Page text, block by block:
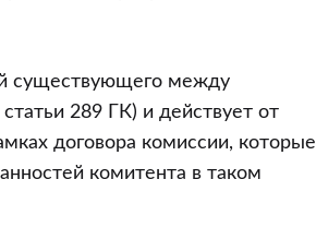
существующего между
289 ГК) и действует от
договора комиссии, которые
комитента в таком